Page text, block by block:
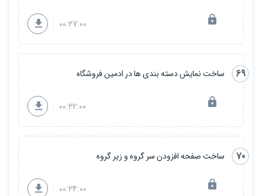
00:27:00
69 ساخت نمایش دسته بندی ها در ادمین فروشگاه
00:22:00
70 ساخت صفحه افزودن سر گروه و زیر گروه
00:24:00